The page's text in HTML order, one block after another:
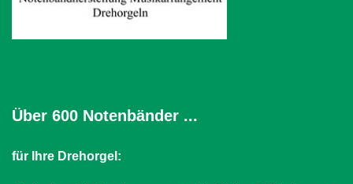
Über 600 Notenbänder ...
für Ihre Drehorgel: